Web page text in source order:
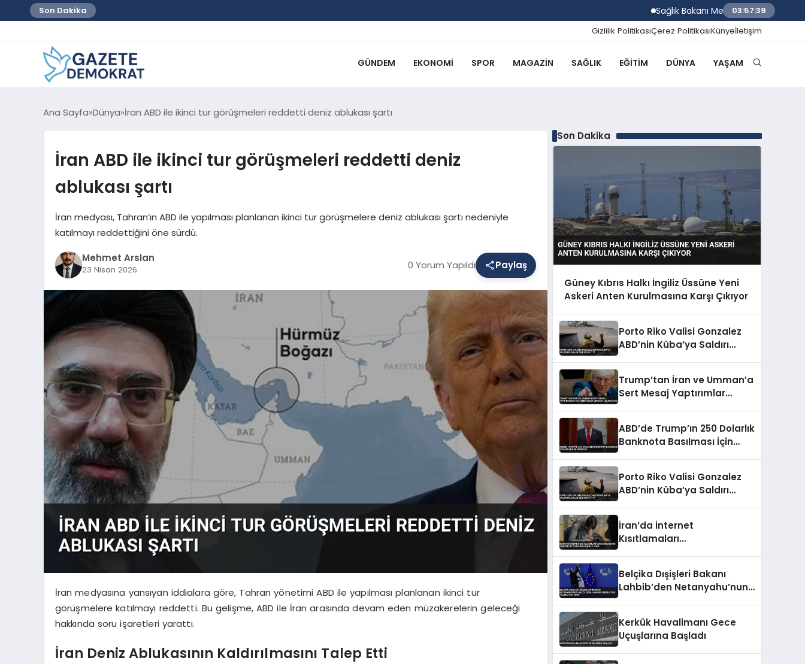
Son Dakika Sağlık Bakanı Memişoğlu İzmir Biyotıp
03:57:40
Gizlilik PolitikasıÇerez PolitikasıKünyeİletişim
GÜNDEM EKONOMI SPOR MAGAZIN SAĞLIK EĞITIM DÜNYA YAŞAM
Ana Sayfa Dünya İran ABD ile ikinci tur görüşmeleri reddetti deniz ablukası şartı
İran ABD ile ikinci tur görüşmeleri reddetti deniz
ablukası şartı
İran medyası, Tahran’ın ABD ile yapılması planlanan ikinci tur görüşmelere deniz ablukası şartı nedeniyle
katılmayı reddettiğini öne sürdü.
Mehmet Arslan
23 Nisan 2026 0 Yorum Yapıldı Paylaş
İran medyasına yansıyan iddialara göre, Tahran yönetimi ABD ile yapılması planlanan ikinci tur
görüşmelere katılmayı reddetti. Bu gelişme, ABD ile İran arasında devam eden müzakerelerin geleceği
hakkında soru işaretleri yarattı.
İran Deniz Ablukasının Kaldırılmasını Talep Etti
Son Dakika
Güney Kıbrıs Halkı İngiliz Üssüne Yeni
Askeri Anten Kurulmasına Karşı Çıkıyor
Porto Riko Valisi Gonzalez
ABD’nin Küba’ya Saldırı
Trump’tan İran ve Umman’a
Sert Mesaj Yaptırımlar
ABD’de Trump’ın 250 Dolarlık
Banknota Basılması İçin
Porto Riko Valisi Gonzalez
ABD’nin Küba’ya Saldırı
İran’da İnternet
Kısıtlamaları
Belçika Dışişleri Bakanı
Lahbib’den Netanyahu’nun
Tepki
Kerkük Havalimanı Gece
Uçuşlarına Başladı